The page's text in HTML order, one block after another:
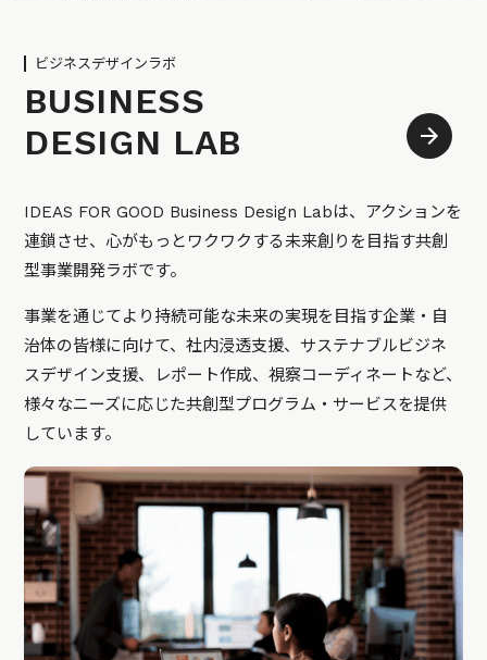
ビジネスデザインラボ
BUSINESS
DESIGN LAB
IDEAS FOR GOOD Business Design Labは、アクションを
連鎖させ、心がもっとワクワクする未来創りを目指す共創
型事業開発ラボです。
事業を通じてより持続可能な未来の実現を目指す企業・自
治体の皆様に向けて、社内浸透支援、サステナブルビジネ
スデザイン支援、レポート作成、視察コーディネートなど、
様々なニーズに応じた共創型プログラム・サービスを提供
しています。